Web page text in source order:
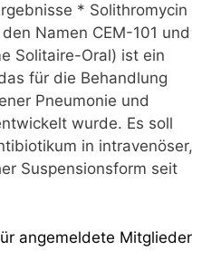
* Solithromycin
Namen CEM-101 und
Solitaire-Oral) ist ein
für die Behandlung
Pneumonie und
wurde. Es soll
in intravenöser,
Suspensionsform seit
angemeldete Mitglieder